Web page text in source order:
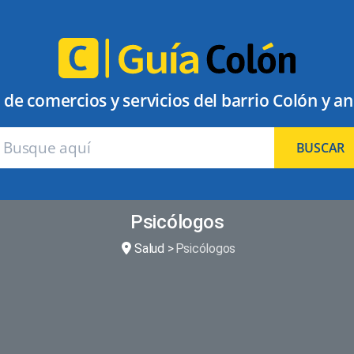
de comercios y servicios del barrio Colón y
BUSCAR
Psicólogos
Salud Psicólogos